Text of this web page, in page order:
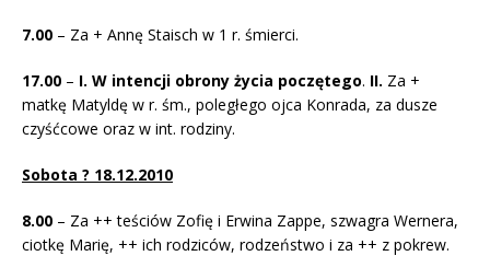
7.00 – Za + Annę Staisch w 1 r. śmierci.
17.00 – I. W intencji obrony życia poczętego. II. Za +
matkę Matyldę w r. śm., poległego ojca Konrada, za dusze
czyśćcowe oraz w int. rodziny.
Sobota ? 18.12.2010
8.00 – Za ++ teściów Zofię i Erwina Zappe, szwagra Wernera,
ciotkę Marię, ++ ich rodziców, rodzeństwo i za ++ z pokrew.